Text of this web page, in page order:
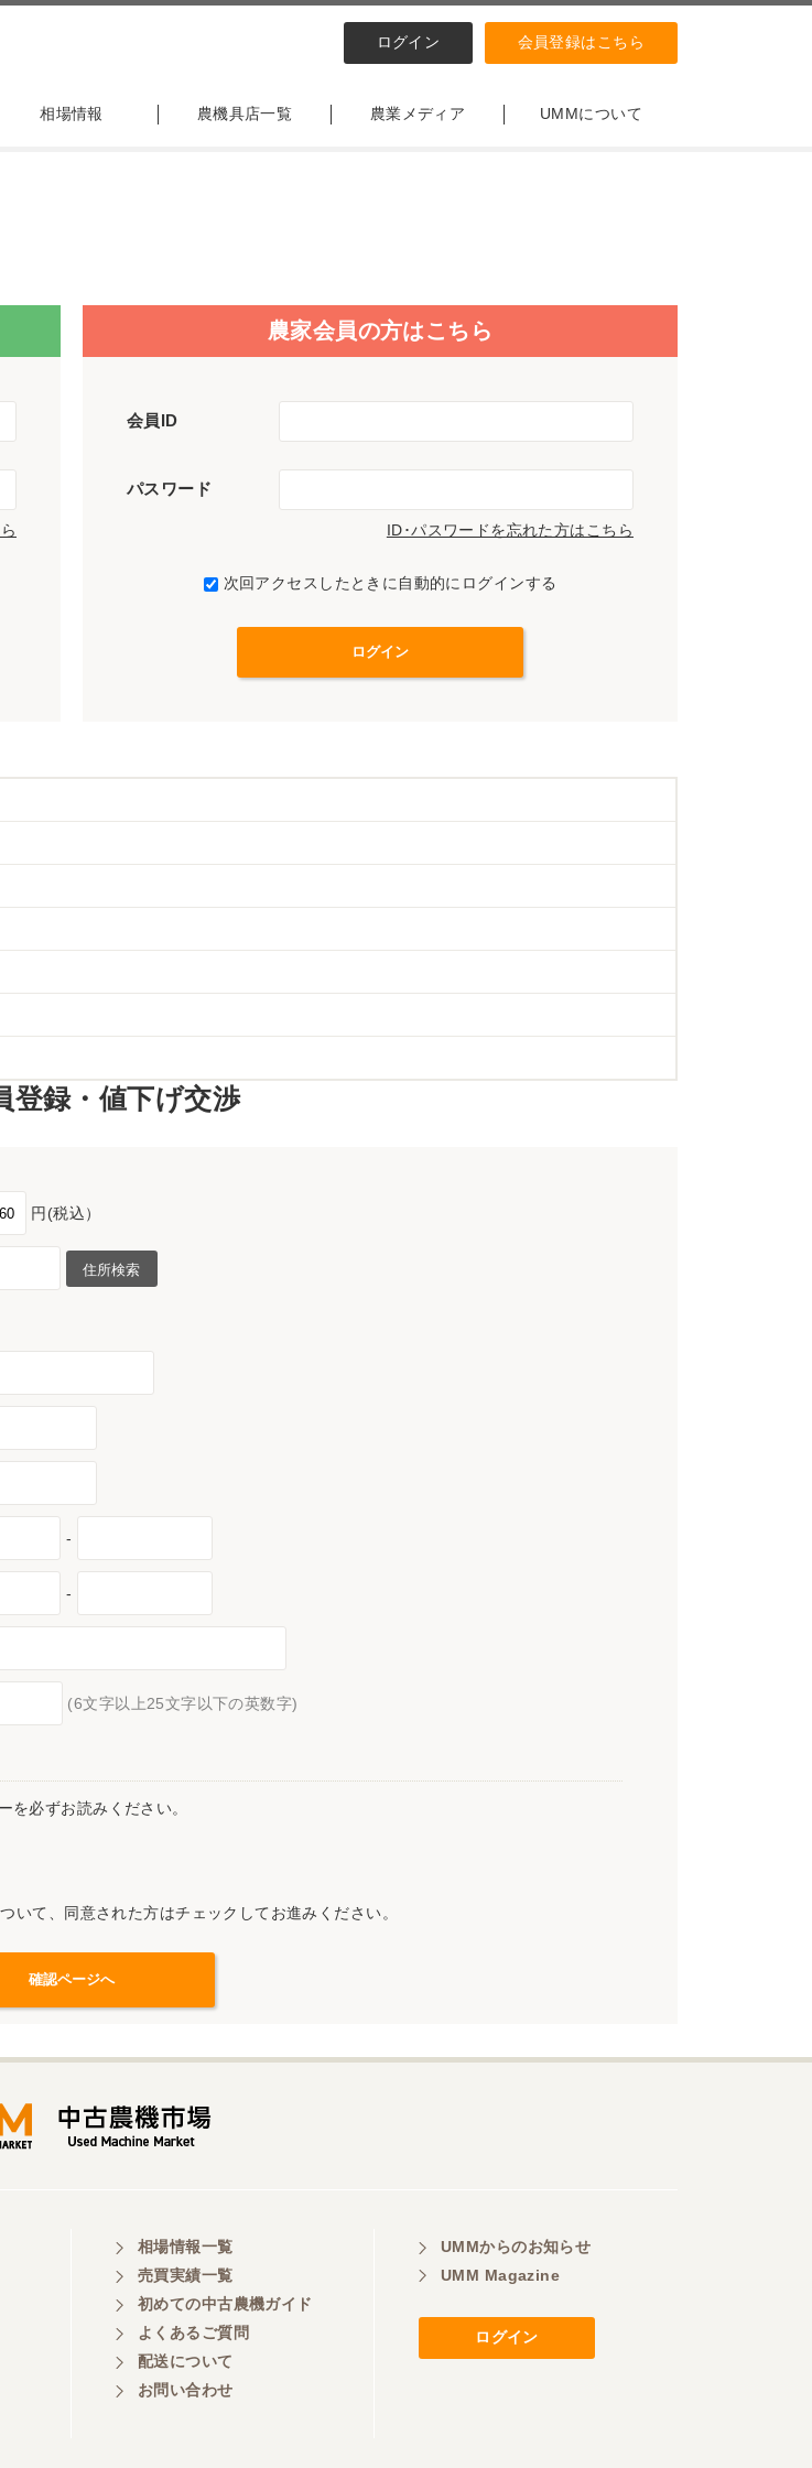
ログイン 会員登録はこちら
相場情報 農機具店一覧 農業メディア UMMについて
農家会員の方はこちら
会員ID
パスワード
ID･パスワードを忘れた方はこちら
次回アクセスしたときに自動的にログインする
登録・値下げ交渉
円(税込）
住所検索
-
-
(6文字以上25文字以下の英数字)
を必ずお読みください。
いて、同意された方はチェックしてお進みください。
相場情報一覧
売買実績一覧
初めての中古農機ガイド
よくあるご質問
配送について
お問い合わせ
UMMからのお知らせ
UMM Magazine
ログイン